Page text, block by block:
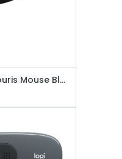
Microsoft Souris Mouse Bluetooth - Negro